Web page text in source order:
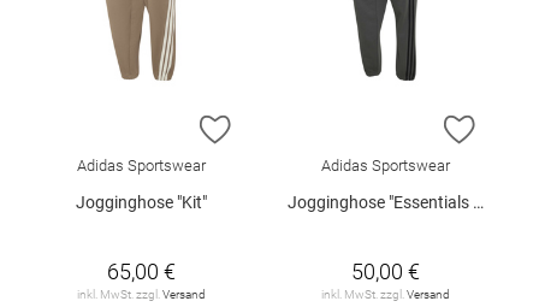
ZUR WUNSCHLISTE HINZUFÜGEN
Adidas Sportswear
Jogginghose "Kit"
65,00 €
inkl. MwSt. zzgl. Versand
ZUR
Adidas Sportswear
Jogginghose "Essentials Fleece"
50,00 €
inkl. MwSt. zzgl. Versand